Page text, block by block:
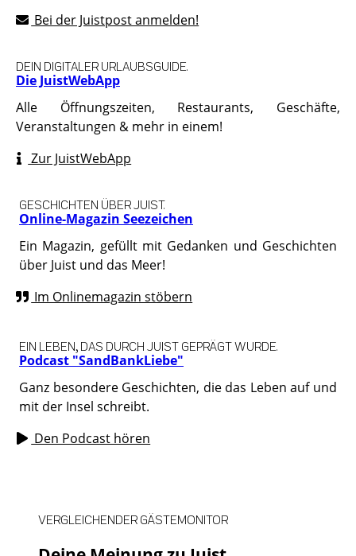
Bei der Juistpost anmelden!
Die JuistWebApp
DEIN DIGITALER URLAUBSGUIDE.
Alle Öffnungszeiten, Restaurants, Geschäfte,
Veranstaltungen & mehr in einem!
Zur JuistWebApp
Online-Magazin Seezeichen
GESCHICHTEN ÜBER JUIST.
Ein Magazin, gefüllt mit Gedanken und Geschichten
über Juist und das Meer!
Im Onlinemagazin stöbern
Podcast "SandBankLiebe"
EIN LEBEN, DAS DURCH JUIST GEPRÄGT WURDE.
Ganz besondere Geschichten, die das Leben auf und
mit der Insel schreibt.
Den Podcast hören
VERGLEICHENDER GÄSTEMONITOR